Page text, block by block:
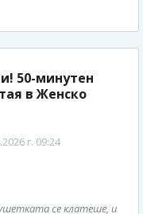
50-минутен
в Женско
г. 09:24
се клатеше, и